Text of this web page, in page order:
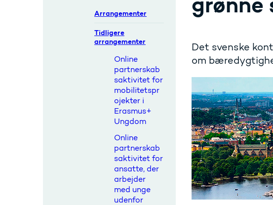
Arrangementer
Tidligere
arrangementer
Online
partnerskab
saktivitet for
mobilitetspr
ojekter i
Erasmus+
Ungdom
Online
partnerskab
saktivitet for
ansatte, der
arbejder
med unge
udenfor
Det svenske
om